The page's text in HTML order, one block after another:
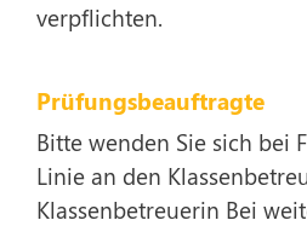
verpflichten.
Prüfungsbeauftragte
Bitte wenden Sie sich bei
Linie an den
Klassenbetreuerin Bei